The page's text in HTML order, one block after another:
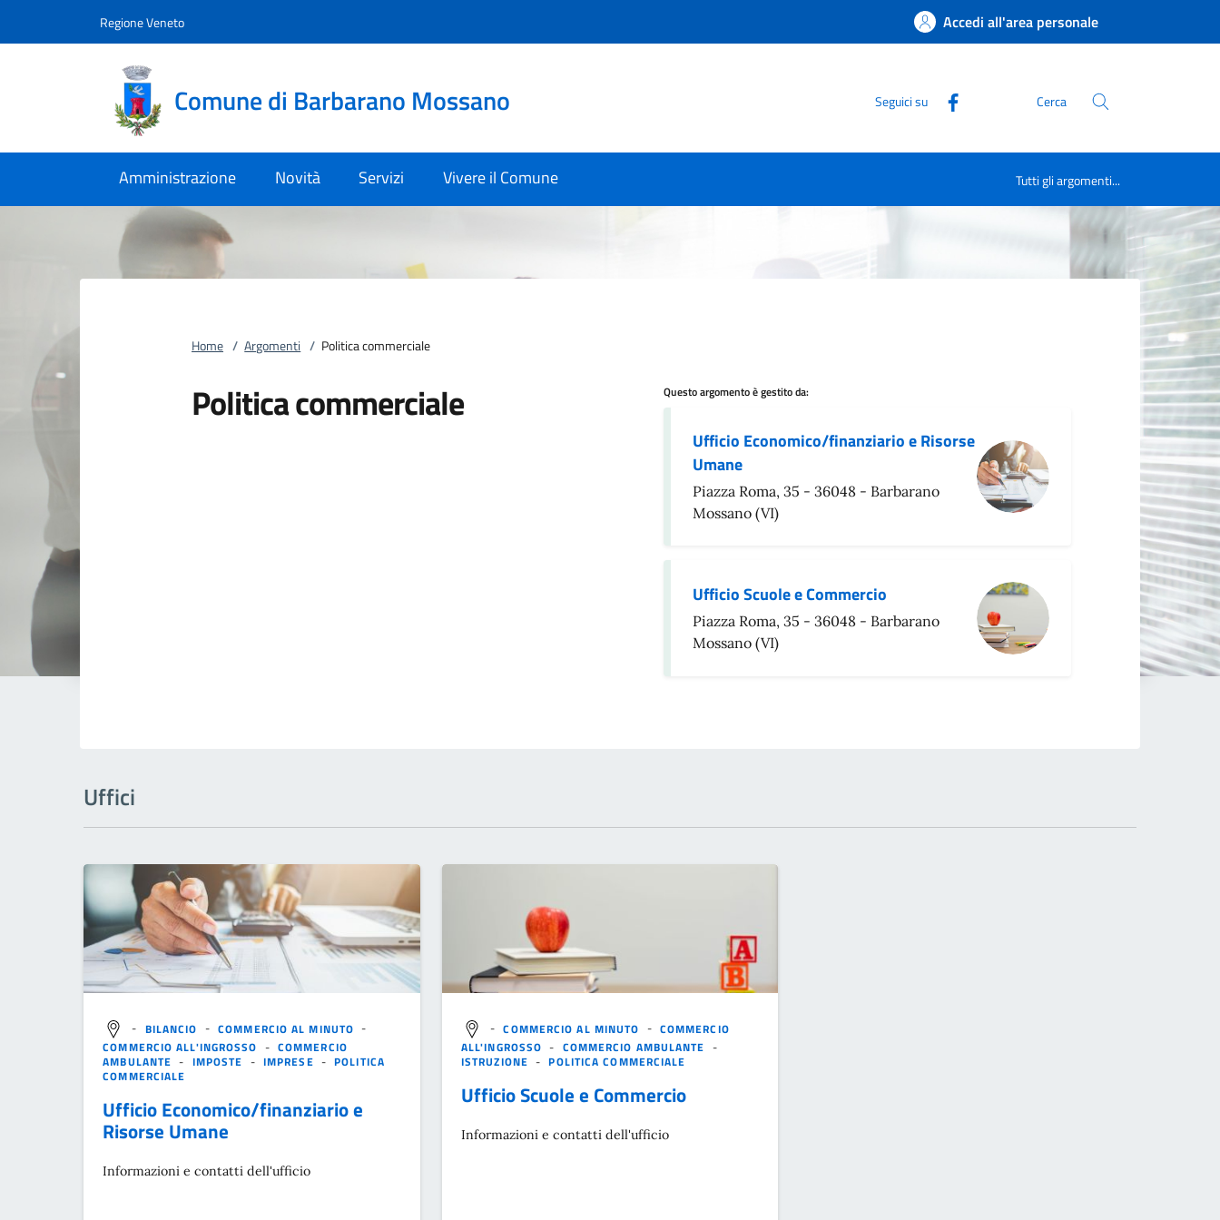
Regione Veneto Accedi all'area personale
Comune di Barbarano Mossano Seguici su Cerca
Amministrazione Novità Servizi Vivere il Comune Tutti gli argomenti...
Home / Argomenti / Politica commerciale
Politica commerciale Questo argomento è gestito da:
Ufficio Economico/finanziario e Risorse
Umane
Piazza Roma, 35 - 36048 - Barbarano
Mossano (VI)
Ufficio Scuole e Commercio
Piazza Roma, 35 - 36048 - Barbarano
Mossano (VI)
Uffici
- BILANCIO -COMMERCIO AL MINUTO -
COMMERCIO ALL'INGROSSO - COMMERCIO
AMBULANTE - IMPOSTE - IMPRESE -POLITICA
COMMERCIALE
Ufficio Economico/finanziario e
Risorse Umane
Informazioni e contatti dell'ufficio
- COMMERCIO AL MINUTO - COMMERCIO
ALL'INGROSSO - COMMERCIO AMBULANTE -
ISTRUZIONE -POLITICA COMMERCIALE
Ufficio Scuole e Commercio
Informazioni e contatti dell'ufficio